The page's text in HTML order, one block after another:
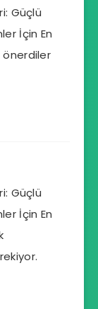
Güçlü
İçin En
önerdiler
Güçlü
İçin En